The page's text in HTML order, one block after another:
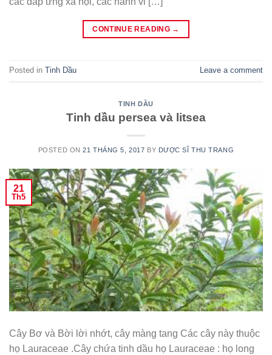
CONTINUE READING →
Posted in Tinh Dầu Leave a comment
TINH DẦU
Tinh dầu persea và litsea
POSTED ON21 THÁNG 5, 2017 BY DƯỢC SĨ THU TRANG
21
Th5
Cây Bơ và Bời lời nhớt, cây màng tang Các cây này thuộc
họ Lauraceae .Cây chứa tinh dầu họ Lauraceae : họ long